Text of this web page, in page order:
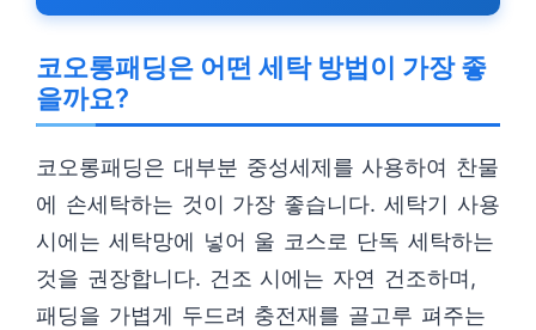
코오롱패딩은 어떤 세탁 방법이 가장 좋
을까요?
코오롱패딩은 대부분 중성세제를 사용하여 찬물
에 손세탁하는 것이 가장 좋습니다. 세탁기 사용
시에는 세탁망에 넣어 울 코스로 단독 세탁하는
것을 권장합니다. 건조 시에는 자연 건조하며,
패딩을 가볍게 두드려 충전재를 골고루 펴주는